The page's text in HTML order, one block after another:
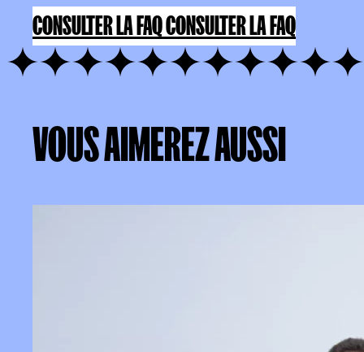
CONSULTER LA FAQCONSULTER LA FAQ
VOUSAIMEREZAUSSI